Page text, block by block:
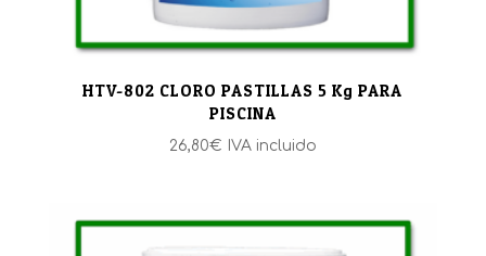
HTV-802 CLORO PASTILLAS 5 Kg PARA
PISCINA
26,80€ IVA incluido